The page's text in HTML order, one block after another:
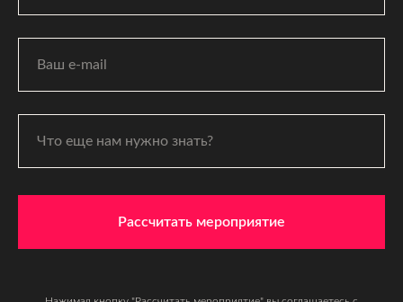
Рассчитать мероприятие